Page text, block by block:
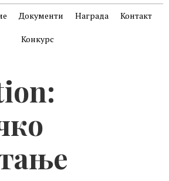
Документи Награда Контакт
Конкурс